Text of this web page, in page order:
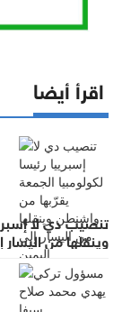
اقرأ أيضا
تنصيب دي لا
وينقلها من اليسار